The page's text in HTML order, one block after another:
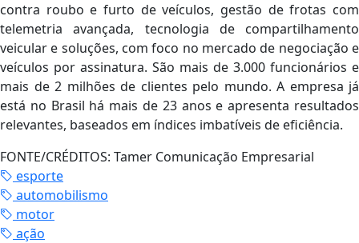
contra roubo e furto de veículos, gestão de frotas com
telemetria avançada, tecnologia de compartilhamento
veicular e soluções, com foco no mercado de negociação e
veículos por assinatura. São mais de 3.000 funcionários e
mais de 2 milhões de clientes pelo mundo. A empresa já
está no Brasil há mais de 23 anos e apresenta resultados
relevantes, baseados em índices imbatíveis de eficiência.
FONTE/CRÉDITOS: Tamer Comunicação Empresarial
esporte
automobilismo
motor
ação